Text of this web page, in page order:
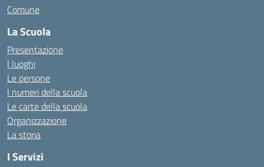
Comune
La Scuola
Presentazione
I luoghi
Le persone
I numeri della scuola
Le carte della scuola
Organizzazione
La storia
I Servizi